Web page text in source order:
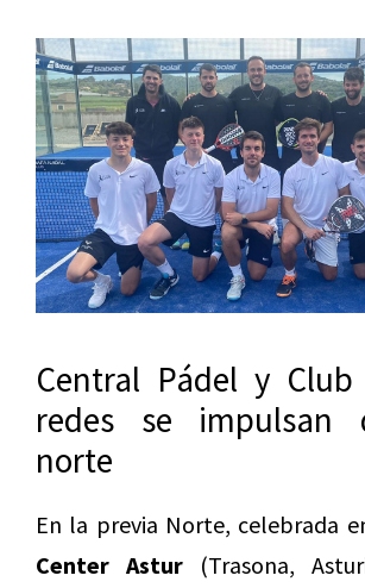
Central Pádel y
redes se impulsan
norte
En la previa Norte, celebrada
Center Astur (Trasona,